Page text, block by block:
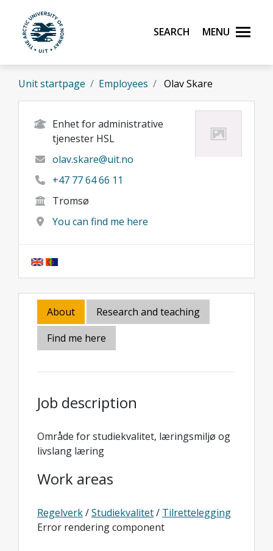
Skip to main content
UiT The Arctic University of Norway
Search Menu
Unit startpage Employees Olav Skare
Enhet for administrative
tjenester HSL
olav.skare@uit.no
+47 77 64 66 11
Tromsø
You can find me here
About
Research and teaching
Find me here
Job description
Område for studiekvalitet, læringsmiljø og
livslang læring
Work areas
Regelverk/Studiekvalitet/ Tilrettelegging
Error rendering component